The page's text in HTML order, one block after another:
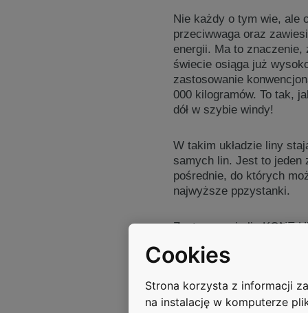
Nie każdy o tym wie, ale
przeciwwaga oraz
energii. Ma to
świecie osiąga już
zastosowanie
000 kilogramów. To tak,
dół w szybie windy!
W takim układzie liny
samych lin. Jest to jeden
pośrednie, do których
najwyższe ppzystanki.
Zastosowanie lin KONE
Zmniejsza to masę
kilogramów, czyli
dotarcie z parteru na
który wznosi się na
Cookies
Strona korzysta z informacji
na instalację w komputerze